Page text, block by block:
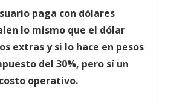
paga con dólares
lo mismo que el dólar
extras y si lo hace en pesos
del 30%, pero sí un
operativo.